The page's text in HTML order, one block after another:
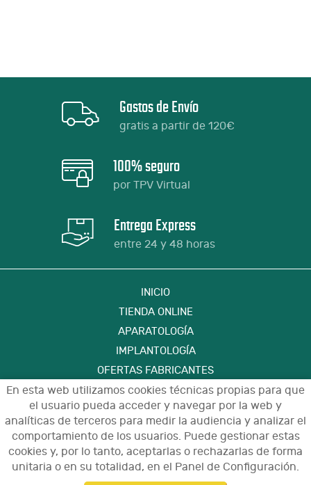
En esta web utilizamos cookies técnicas propias para que
el usuario pueda acceder y navegar por la web y
analíticas de terceros para medir la audiencia y analizar el
comportamiento de los usuarios. Puede gestionar estas
cookies y, por lo tanto, aceptarlas o rechazarlas de forma
unitaria o en su totalidad, en el Panel de Configuración.
Gastos de Envío
gratis a partir de 120€
100% seguro
por TPV Virtual
Entrega Express
entre 24 y 48 horas
INICIO
TIENDA ONLINE
APARATOLOGÍA
IMPLANTOLOGÍA
OFERTAS FABRICANTES
FORMACIÓN
CONTACTO
Aviso Legal
Política de Privacidad de Datos
Política de Cookies
Configuración de Cookies